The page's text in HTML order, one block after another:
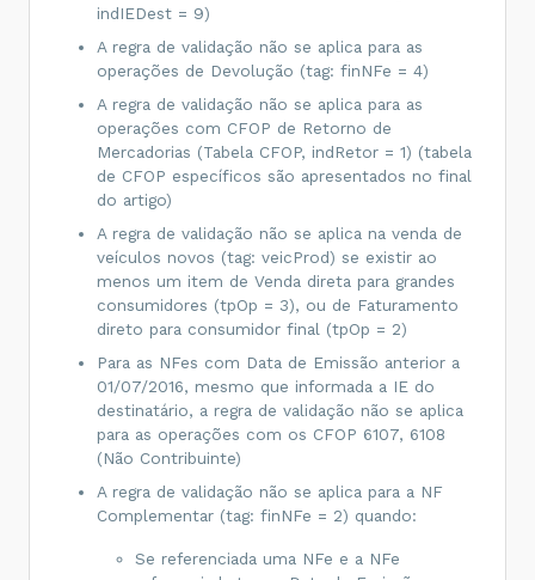
indIEDest = 9)
A regra de validação não se aplica para as
operações de Devolução (tag: finNFe = 4)
A regra de validação não se aplica para as
operações com CFOP de Retorno de
Mercadorias (Tabela CFOP, indRetor = 1) (tabela
de CFOP específicos são apresentados no final
do artigo)
A regra de validação não se aplica na venda de
veículos novos (tag: veicProd) se existir ao
menos um item de Venda direta para grandes
consumidores (tpOp = 3), ou de Faturamento
direto para consumidor final (tpOp = 2)
Para as NFes com Data de Emissão anterior a
01/07/2016, mesmo que informada a IE do
destinatário, a regra de validação não se aplica
para as operações com os CFOP 6107, 6108
(Não Contribuinte)
A regra de validação não se aplica para a NF
Complementar (tag: finNFe = 2) quando:
Se referenciada uma NFe e a NFe